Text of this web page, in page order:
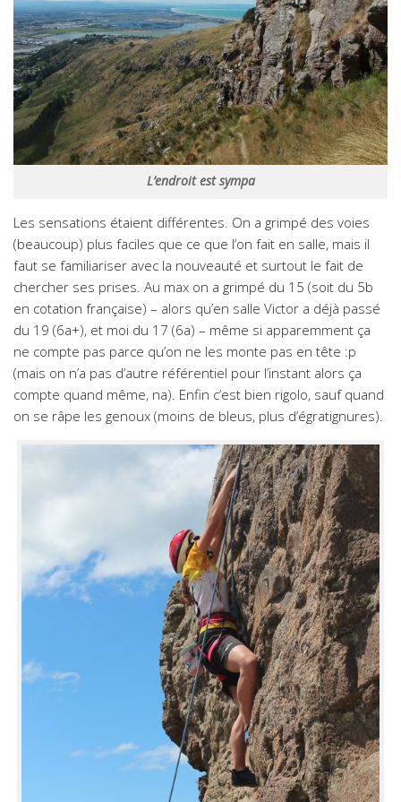
L’endroit est sympa
Les sensations étaient différentes. On a grimpé des voies
(beaucoup) plus faciles que ce que l’on fait en salle, mais il
faut se familiariser avec la nouveauté et surtout le fait de
chercher ses prises. Au max on a grimpé du 15 (soit du 5b
en cotation française) – alors qu’en salle Victor a déjà passé
du 19 (6a+), et moi du 17 (6a) – même si apparemment ça
ne compte pas parce qu’on ne les monte pas en tête :p
(mais on n’a pas d’autre référentiel pour l’instant alors ça
compte quand même, na). Enfin c’est bien rigolo, sauf quand
on se râpe les genoux (moins de bleus, plus d’égratignures).